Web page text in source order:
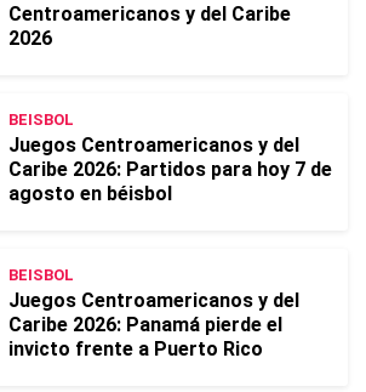
Centroamericanos y del Caribe
2026
BEISBOL
Juegos Centroamericanos y del
Caribe 2026: Partidos para hoy 7 de
agosto en béisbol
BEISBOL
Juegos Centroamericanos y del
Caribe 2026: Panamá pierde el
invicto frente a Puerto Rico